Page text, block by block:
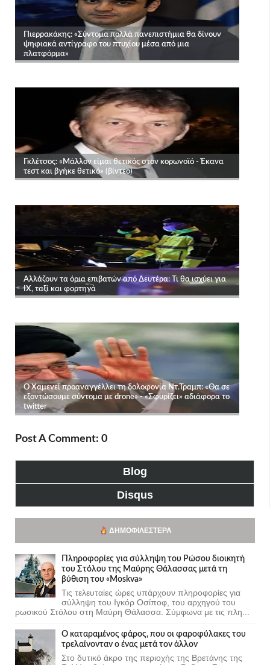
Post A Comment: 0
Blog
Disqus
ΔΗΜΟΦΙΛΈΣΤΕΡΑ
Πληροφορίες για σύλληψη του Ρώσου διοικητή
του Στόλου της Mαύρης Θάλασσας μετά τη
βύθιση του «Moskva»
Τις τελευταίες ώρες υπάρχουν πληροφορίες για
σύλληψη του Ιγκόρ Οσίποφ, του αρχηγού του
ρωσικού Στόλου στη Μαύρη Θάλασσα. Σύμφωνα με τις πλη...
Ο καταραμένος φάρος, που οι φαροφύλακες του
τρελαίνονταν ο ένας μετά τον άλλον
Στο δυτικό άκρο της περιοχής της Βρετάνης της